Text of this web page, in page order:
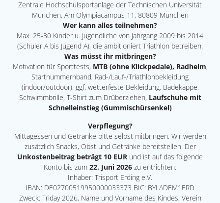
Zentrale Hochschulsportanlage der Technischen Universität
München, Am Olympiacampus 11, 80809 München
Wer kann alles teilnehmen?
Max. 25-30 Kinder u. Jugendliche von Jahrgang 2009 bis 2014
(Schüler A bis Jugend A), die ambitioniert Triathlon betreiben.
Was müsst ihr mitbringen?
Motivation für Sporttests, MTB (ohne Klickpedale), Radhelm,
Startnummernband, Rad-/Lauf-/Triathlonbekleidung
(indoor/outdoor), ggf. wetterfeste Bekleidung, Badekappe,
Schwimmbrille, T-Shirt zum Drüberziehen, Laufschuhe mit
Schnelleinstieg (Gummischürsenkel)
Verpflegung?
Mittagessen und Getränke bitte selbst mitbringen. Wir werden
zusätzlich Snacks, Obst und Getränke bereitstellen. Der
Unkostenbeitrag beträgt 10 EUR und ist auf das folgende
Konto bis zum 22. Juni 2026 zu entrichten:
Inhaber: Trisport Erding e.V.
IBAN: DE02700519950000033373 BIC: BYLADEM1ERD
Zweck: Triday 2026, Name und Vorname des Kindes, Verein